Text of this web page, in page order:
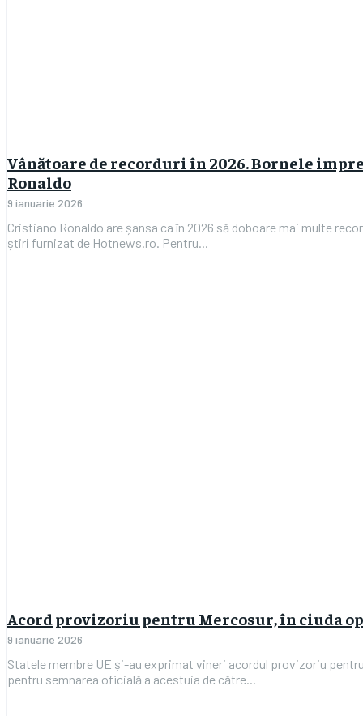
Vânătoare de recorduri în 2026. Bornele
Ronaldo
9 ianuarie 2026
Cristiano Ronaldo are șansa ca în 2026 să doboare mai multe
știri furnizat de Hotnews.ro. Pentru...
Acord provizoriu pentru Mercosur, în ciuda
9 ianuarie 2026
Statele membre UE și-au exprimat vineri acordul provizoriu
pentru semnarea oficială a acestuia de către...